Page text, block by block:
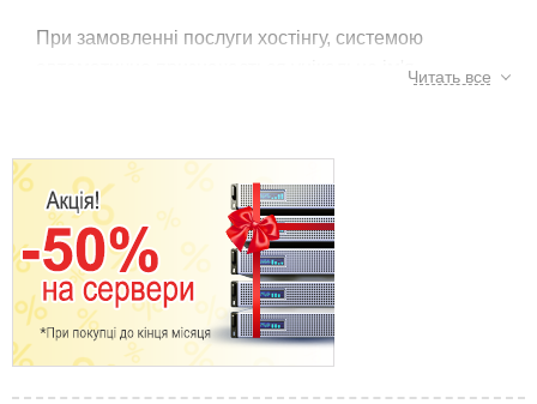
При замовленні послуги хостінгу, системою
автоматично призначається унікальне ім'я
певний формат і складається з кількох літер на
початку, за якими йде набір цифр, у зв'язку з чим
запам'ятати ім'я користувача, якщо є така
необхідність, не складає труднощів.
Мітки: хостінг ,ім'я користувача,налаштування
хостінгу
Див. також:
Читать все